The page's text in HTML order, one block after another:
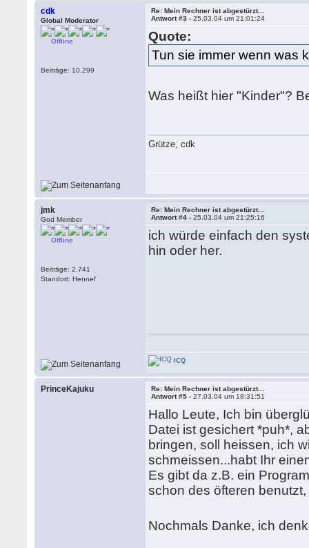
cdk
Global Moderator
Offline
Beiträge: 10.299
Re: Mein Rechner ist abgestürzt...
Antwort #3 -25.03.04 um 21:01:24
Quote:
Tun sie immer wenn was
Was heißt hier "Kinder"?
Grütze, cdk
jmk
God Member
Offline
Beiträge: 2.741
Standort: Hennef
Re: Mein Rechner ist abgestürzt...
Antwort #4 -25.03.04 um 21:25:16
ich würde einfach den
hin oder her.
ICQ
PrinceKajuku
Re: Mein Rechner ist abgestürzt...
Antwort #5 -27.03.04 um 18:31:51
Hallo Leute, Ich bin
Datei ist gesichert *puh*,
bringen, soll heissen, ich
schmeissen...habt Ihr
Es gibt da z.B. ein
schon des öfteren
Nochmals Danke, ich